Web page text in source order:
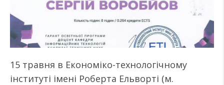
15 травня в Економіко-технологічному
інституті імені Роберта Ельворті (м.